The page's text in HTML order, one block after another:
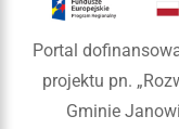
Portal
projektu pn.
Gminie